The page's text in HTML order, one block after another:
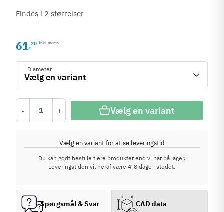
Findes i 2 størrelser
61,20 Inkl. moms
Diameter
- + Vælg en variant
Vælg en variant for at se leveringstid
Du kan godt bestille flere produkter end vi har på lager.
Leveringstiden vil heraf være 4-8 dage i stedet.
Spørgsmål & Svar CAD data